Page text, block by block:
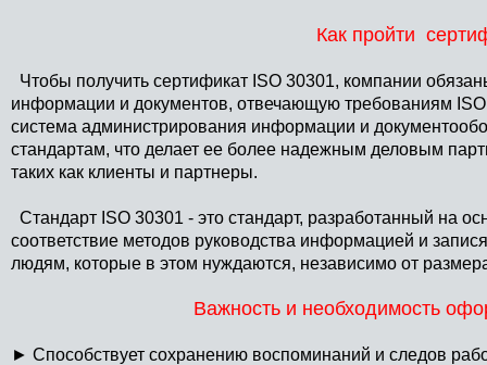
Как пройти
Чтобы получить сертификат ISO 30301, компании
информации и документов, отвечающую требованиям
система администрирования информации и
стандартам, что делает ее более надежным деловым
таких как клиенты и партнеры.
Стандарт ISO 30301 - это стандарт, разработанный на
соответствие методов руководства информацией и
людям, которые в этом нуждаются, независимо от
Важность и необходимость
► Способствует сохранению воспоминаний и следов